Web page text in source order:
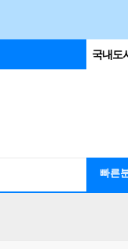
국내도
빠른